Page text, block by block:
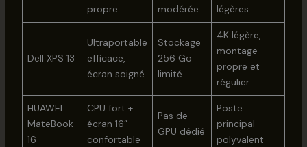
propre
modérée
légères
Dell XPS 13
Ultraportable
efficace,
écran soigné
Stockage
256 Go
limité
4K légère,
montage
propre et
régulier
HUAWEI
MateBook
16
CPU fort +
écran 16”
confortable
Pas de
GPU dédié
Poste
principal
polyvalent